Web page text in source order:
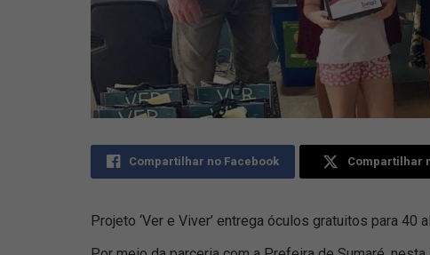
Compartilhar no Facebook Compartilhar
Projeto ‘Ver e Viver’ entrega óculos gratuitos para 40